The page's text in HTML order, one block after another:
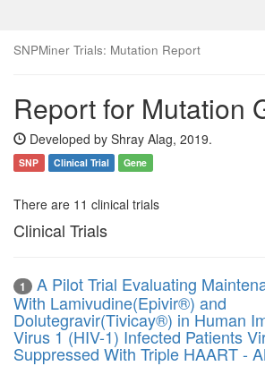
SNPMiner Trials: Mutation Report
Report for Mutation
Developed by Shray Alag, 2019.
SNP Clinical Trial Gene
There are 11 clinical trials
Clinical Trials
1
A Pilot Trial Evaluating
With Lamivudine(Epivir®) and
Dolutegravir(Tivicay®) in Human
Virus 1 (HIV-1) Infected Patients
Suppressed With Triple HAART -